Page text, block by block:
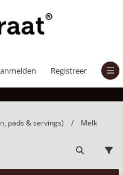
Registreer
pads & servings) Melk